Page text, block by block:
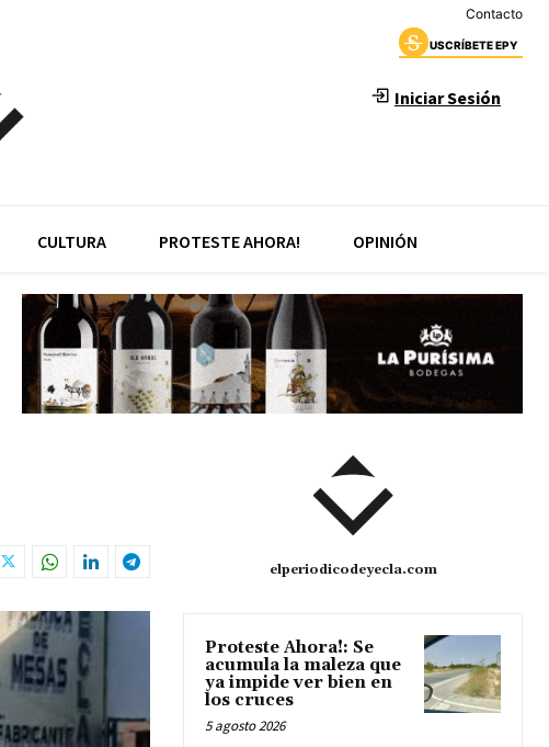
Contacto
USCRÍBETE EPY
Iniciar Sesión
CULTURA PROTESTE AHORA! OPINIÓN
elperiodicodeyecla.com
Proteste Ahora!: Se
acumula la maleza que
ya impide ver bien en
los cruces
5 agosto 2026